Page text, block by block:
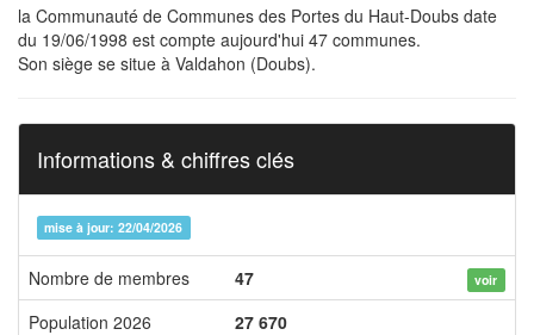
la Communauté de Communes des Portes du Haut-Doubs date
du 19/06/1998 est compte aujourd'hui 47 communes.
Son siège se situe à Valdahon (Doubs).
Informations & chiffres clés
mise à jour: 22/04/2026
Nombre de membres 47 voir
Population 2026
27 670